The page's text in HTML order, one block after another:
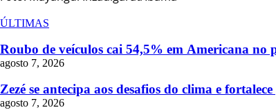
ÚLTIMAS
Roubo de veículos cai 54,5% em Americana no
agosto 7, 2026
Zezé se antecipa aos desafios do clima e
agosto 7, 2026